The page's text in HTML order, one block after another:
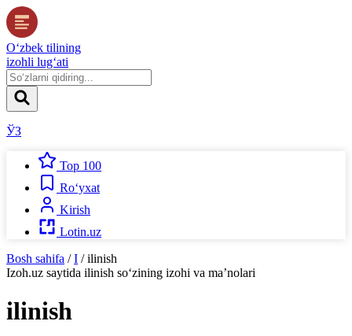
O‘zbek tilining
izohli lug‘ati
ЎЗ
Top 100
Ro‘yxat
Kirish
Lotin.uz
Bosh sahifa / I / ilinish
Izoh.uz saytida ilinish so‘zining izohi va ma’nolari
ilinish